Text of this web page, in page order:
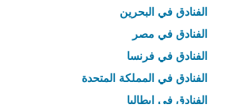
الفنادق في البحرين
الفنادق في مصر
الفنادق في فرنسا
الفنادق في المملكة المتحدة
الفنادق في إيطاليا